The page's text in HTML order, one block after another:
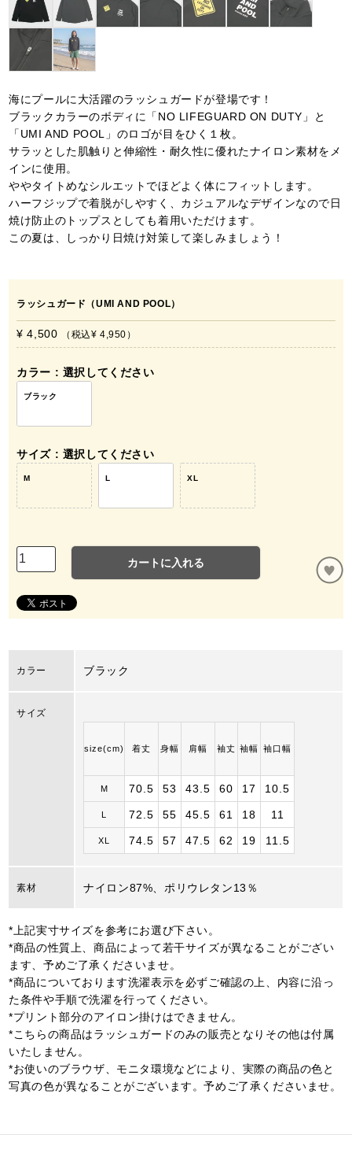
海にプールに大活躍のラッシュガードが登場です！
ブラックカラーのボディに「NO LIFEGUARD ON DUTY」と
「UMI AND POOL」のロゴが目をひく１枚。
サラッとした肌触りと伸縮性・耐久性に優れたナイロン素材をメ
インに使用。
ややタイトめなシルエットでほどよく体にフィットします。
ハーフジップで着脱がしやすく、カジュアルなデザインなので日
焼け防止のトップスとしても着用いただけます。
この夏は、しっかり日焼け対策して楽しみましょう！
ラッシュガード（UMI AND POOL）
¥ 4,500 税込¥ 4,950
カラー 選択してください
ブラック
サイズ 選択してください
M L XL
カートに入れる
カラー ブラック
サイズ
size(cm) 着丈 身幅 肩幅 袖丈 袖幅 袖口幅
M 70.5 53 43.5 60 17 10.5
L 72.5 55 45.5 61 18 11
XL 74.5 57 47.5 62 19 11.5
素材 ナイロン87%、ポリウレタン13％
*上記実寸サイズを参考にお選び下さい。
*商品の性質上、商品によって若干サイズが異なることがござい
ます、予めご了承くださいませ。
*商品についております洗濯表示を必ずご確認の上、内容に沿っ
た条件や手順で洗濯を行ってください。
*プリント部分のアイロン掛けはできません。
*こちらの商品はラッシュガードのみの販売となりその他は付属
いたしません。
*お使いのブラウザ、モニタ環境などにより、実際の商品の色と
写真の色が異なることがございます。予めご了承くださいませ。